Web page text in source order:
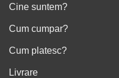
Cine suntem?
Cum cumpar?
Cum platesc?
Livrare